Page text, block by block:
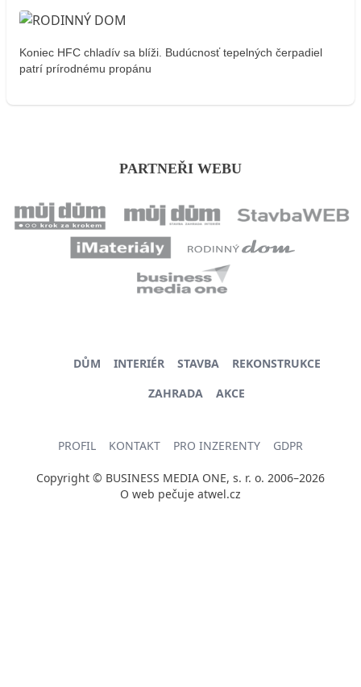
Koniec HFC chladív sa blíži. Budúcnosť tepelných čerpadiel
patrí prírodnému propánu
PARTNEŘI WEBU
DŮM INTERIÉR STAVBA
REKONSTRUKCE
ZAHRADA
AKCE
PROFIL KONTAKT PRO INZERENTY GDPR
Copyright © BUSINESS MEDIA ONE, s. r. o. 2006–2026